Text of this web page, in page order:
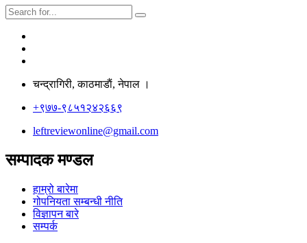
चन्द्रागिरी, काठमाडाैं, नेपाल ।
+९७७-९८५१२४२६६९
leftreviewonline@gmail.com
सम्पादक मण्डल
हाम्रो बारेमा
गोपनियता सम्बन्धी नीति
विज्ञापन बारे
सम्पर्क